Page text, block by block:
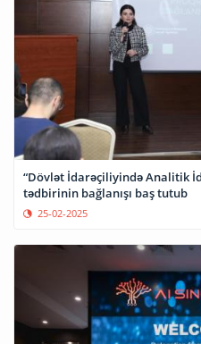
“Dövlət İdarəçiliyində Analitik
tədbirinin bağlanışı baş tutub
25-02-2025